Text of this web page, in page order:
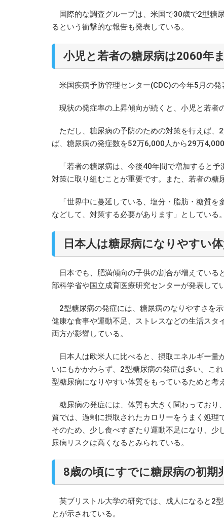
国際的な調査グループは、米国で30歳で2型糖
るという衝撃的な報告も発表している。
小児と若者の糖尿病は2060年
米国疾病予防管理センター(CDC)の今年5月の発
現状の発症率の上昇傾向が続くと、小児と若者
ただし、糖尿病の予防のための対策を行えば、
ば、糖尿病の発症数を52万6,000人から29万
「若者の糖尿病は、今後40年間で増加すると予
対策に取り組むことが重要です。また、若者の糖
「世界中に蔓延している、塩分・脂肪・糖質を
などして、対策する必要があります」としている。
日本人は糖尿病になりやすい
日本でも、肥満傾向の子供の割合が増えている
部科学省や国立成育医療研究センターが発表して
2型糖尿病の発症には、糖尿病のなりやすさを
健康な食事や運動不足、ストレスなどの生活スタ
両方が影響している。
日本人は欧米人に比べると、摂取エネルギー量
いにもかかわらず、2型糖尿病の発症は多い。こ
型糖尿病になりやすい体質をもっているためと考
糖尿病の発症には、体質も大きく関わっており
質では、過剰に摂取されたカロリーをうまく処理
そのため、少し食べすぎたり運動不足になり、少
尿病リスクは高くなるとみられている。
8歳の頃にすでに糖尿病の初期
英ブリストル大学の研究では、成人になると2
とが示されている。